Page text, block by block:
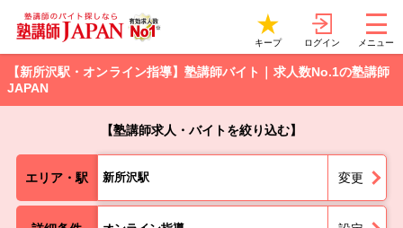
キープ ログイン メニュー
【新所沢駅・オンライン指導】塾講師バイト｜求人数No.1の塾講師
JAPAN
【塾講師求人・バイトを絞り込む】
エリア・駅 新所沢駅 変更